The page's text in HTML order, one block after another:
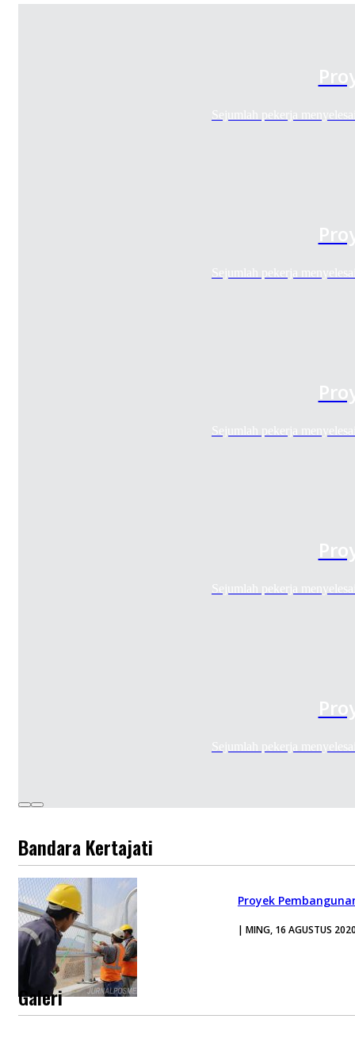
Sejumlah pekerja
Sejumlah pekerja
Sejumlah pekerja
Sejumlah pekerja
Sejumlah pekerja
Bandara Kertajati
Proyek
| MING, 16 AGUSTUS
Galeri